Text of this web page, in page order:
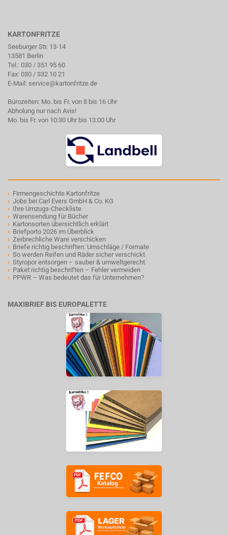
KARTONFRITZE
Seeburger Str. 13-14
13581 Berlin
Tel.: 030 / 351 95 60
Fax: 030 / 332 10 21
E-Mail: service@kartonfritze.de
Bürozeiten: Mo. bis Fr. von 8 bis 16 Uhr
Abholung nur nach Avis!
Mo. bis Fr. von 10:30 Uhr bis 13:00 Uhr
› Firmengeschichte Kartonfritze
› Jobs bei Carl Evers GmbH & Co. KG
› Ihre Umzugs-Checkliste
› Warensendung für Bücher
› Kartonsorten übersichtlich erklärt
› Briefporto 2026 im Überblick
› Zerbrechliche Ware verschicken
› Briefe richtig beschriften: Umschläge / Formate
› So werden Reifen und Räder sicher verschickt
› Styropor entsorgen – sauber & umweltgerecht
› Paket richtig beschriften – Fehler vermeiden
› PPWR – Was bedeutet das für Unternehmen?
MAXIBRIEF BIS EUROPALETTE